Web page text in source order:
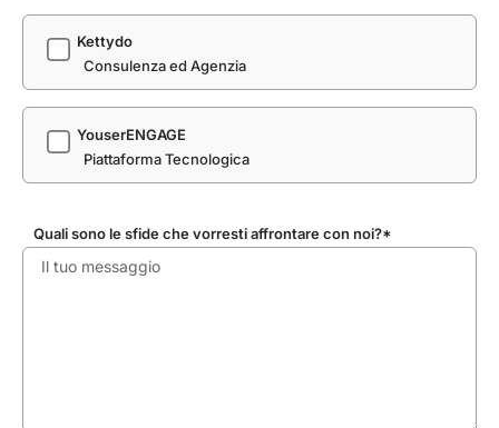
Kettydo
Consulenza ed Agenzia
YouserENGAGE
Piattaforma Tecnologica
Quali sono le sfide che vorresti affrontare con noi?*